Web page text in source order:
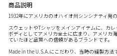
商品説明
1932年にアメリカのオハイオ州シンシナティ発
スウェットやTシャツをメインアイテムに、カ
ボディとしてアメリカ全土に広まり、アメリカ
ていたほど品質への信頼があるブランドです。
Made in the U.S.A.にこだわり、当時の縫製方法